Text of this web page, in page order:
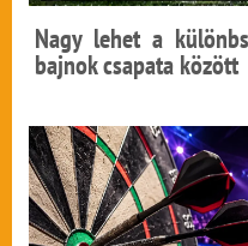
Nagy lehet a
bajnok csapata között